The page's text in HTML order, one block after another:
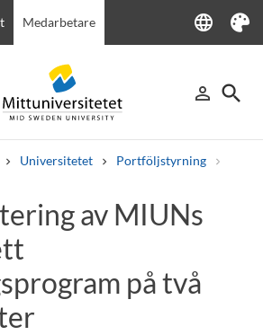
Medarbetare language
Language
Tema
person_outline
Logga in
search
Sök
Universitetet Portföljstyrning
Kursplaner
av MIUNs
på två